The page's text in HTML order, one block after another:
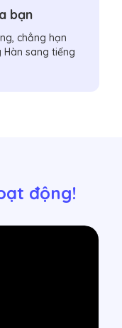
bạn
chẳng hạn
Hàn sang tiếng
động!